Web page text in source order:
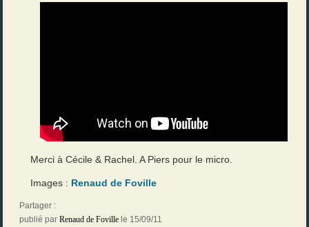
Merci à Cécile & Rachel. A Piers pour le micro.
Images : Renaud de Foville
Partager :
publié par Renaud de Foville le 15/09/11